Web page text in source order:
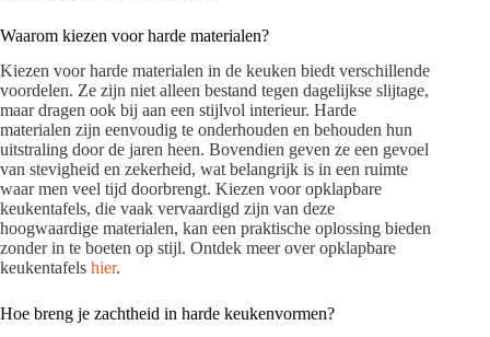
Waarom kiezen voor harde materialen?
Kiezen voor harde materialen in de keuken biedt verschillende
voordelen. Ze zijn niet alleen bestand tegen dagelijkse slijtage,
maar dragen ook bij aan een stijlvol interieur. Harde
materialen zijn eenvoudig te onderhouden en behouden hun
uitstraling door de jaren heen. Bovendien geven ze een gevoel
van stevigheid en zekerheid, wat belangrijk is in een ruimte
waar men veel tijd doorbrengt. Kiezen voor opklapbare
keukentafels, die vaak vervaardigd zijn van deze
hoogwaardige materialen, kan een praktische oplossing bieden
zonder in te boeten op stijl. Ontdek meer over opklapbare
keukentafels hier.
Hoe breng je zachtheid in harde keukenvormen?